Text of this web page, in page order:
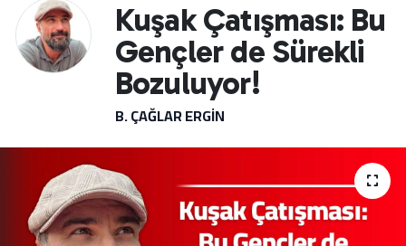
Kuşak Çatışması: Bu
Gençler de Sürekli
Bozuluyor!
B. ÇAĞLAR ERGIN
Ekonomi
Dünya
Magazin
Teknoloji
Puan Durumu ve Fikstür
Tüm Manşetler
Son Dakika Haberleri
Haber Arşivi